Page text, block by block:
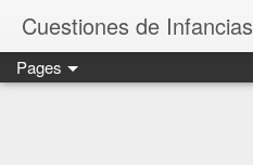
Cuestiones de Infancias
Pages